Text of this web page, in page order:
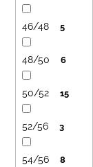
o
d
u
o
46/48 5
48/50 6
50/52 15
52/56 3
54/56 8